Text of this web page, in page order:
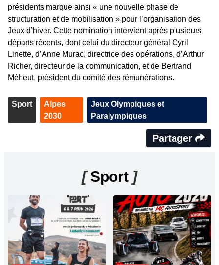
présidents marque ainsi « une nouvelle phase de
structuration et de mobilisation » pour l’organisation des
Jeux d’hiver. Cette nomination intervient après plusieurs
départs récents, dont celui du directeur général Cyril
Linette, d’Anne Murac, directrice des opérations, d’Arthur
Richer, directeur de la communication, et de Bertrand
Méheut, président du comité des rémunérations.
Sport
Alpes
2030
Jeux Olympiques et
Paralympiques
Partager
[Sport ]